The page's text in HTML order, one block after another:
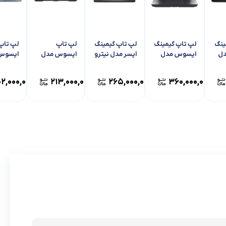
لپ تاپ گیمینگ
ایسوس مدل
۳۶۰,۰۰۰,۰۰۰
لپ تاپ گیمینگ
ایسر مدل نیترو
9161
۲۶۵,۰۰۰,۰۰۰
لپ تاپ
ایسوس مدل
FA607NUQ
۲۱۳,۰۰۰,۰۰۰
لپ